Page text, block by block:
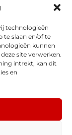
technologieën
te slaan en/of te
kunnen
site verwerken.
intrekt, kan dit
en
17.00 uur